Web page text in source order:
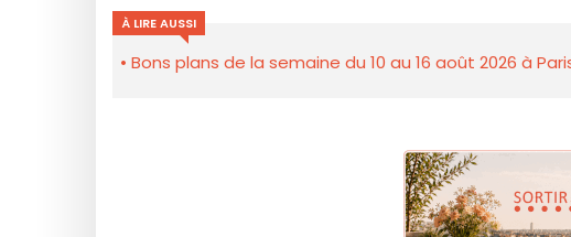
À LIRE AUSSI
Bons plans de la semaine du 10 au 16 août 2026 à